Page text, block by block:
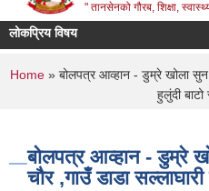
" तानसेनको गौरब, शिक्षा,
लोकप्रिय विषय
You are here
Home » बोलपत्र आव्हान - डुम्रे खोला सुन
हुलुंदी बाटो
बोलपत्र आव्हान - डुम्रे
चौर ,गाउँ डाडा